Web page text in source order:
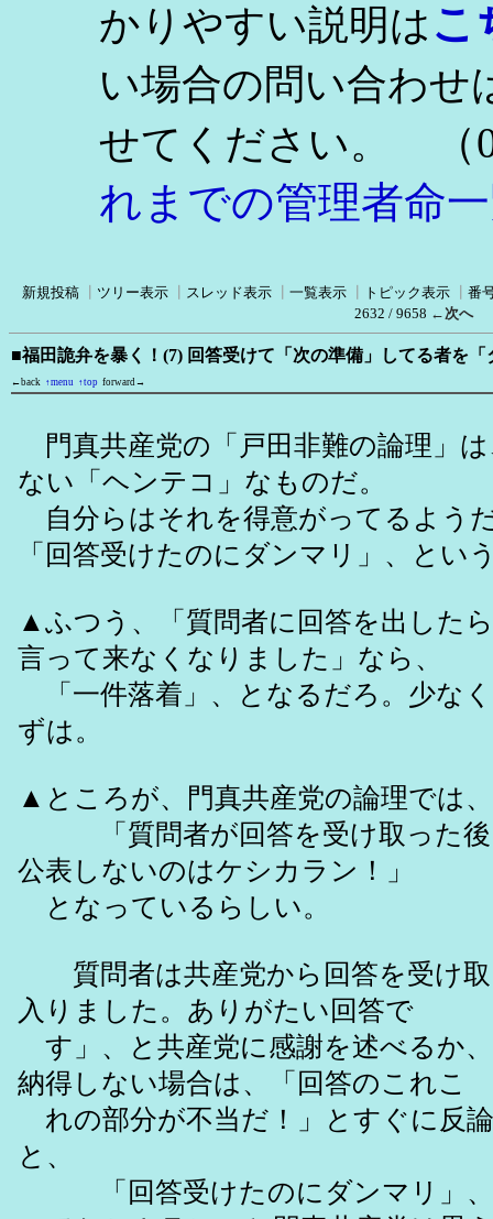
かりやすい説明はこ
い場合の問い合わせ
せてください。
（
れまでの管理者命
新規投稿 ツリー表示 スレッド表示 一覧表示 トピック表示
番
2632 / 9658 ←次へ
■福田詭弁を暴く！(7) 回答受けて「次の準備」してる者を
←back ↑menu ↑top forward→
門真共産党の「戸田非難の論理」
ない「ヘンテコ」なものだ。
自分らはそれを得意がってるよう
「回答受けたのにダンマリ」、とい
▲ふつう、「質問者に回答を出した
言って来なくなりました」なら、
「一件落着」、となるだろ。少な
ずは。
▲ところが、門真共産党の論理では、
「質問者が回答を受け取った後
公表しないのはケシカラン！」
となっているらしい。
質問者は共産党から回答を受け取
入りました。ありがたい回答で
す」、と共産党に感謝を述べるか
納得しない場合は、「回答のこれこ
れの部分が不当だ！」とすぐに反
と、
「回答受けたのにダンマリ」、